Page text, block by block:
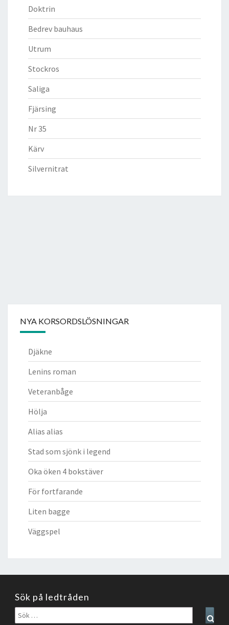
Doktrin
Bedrev bauhaus
Utrum
Stockros
Saliga
Fjärsing
Nr 35
Kärv
Silvernitrat
NYA KORSORDSLÖSNINGAR
Djäkne
Lenins roman
Veteranbåge
Hölja
Alias alias
Stad som sjönk i legend
Oka öken 4 bokstäver
För fortfarande
Liten bagge
Väggspel
Sök på ledtråden
Sök
efter: